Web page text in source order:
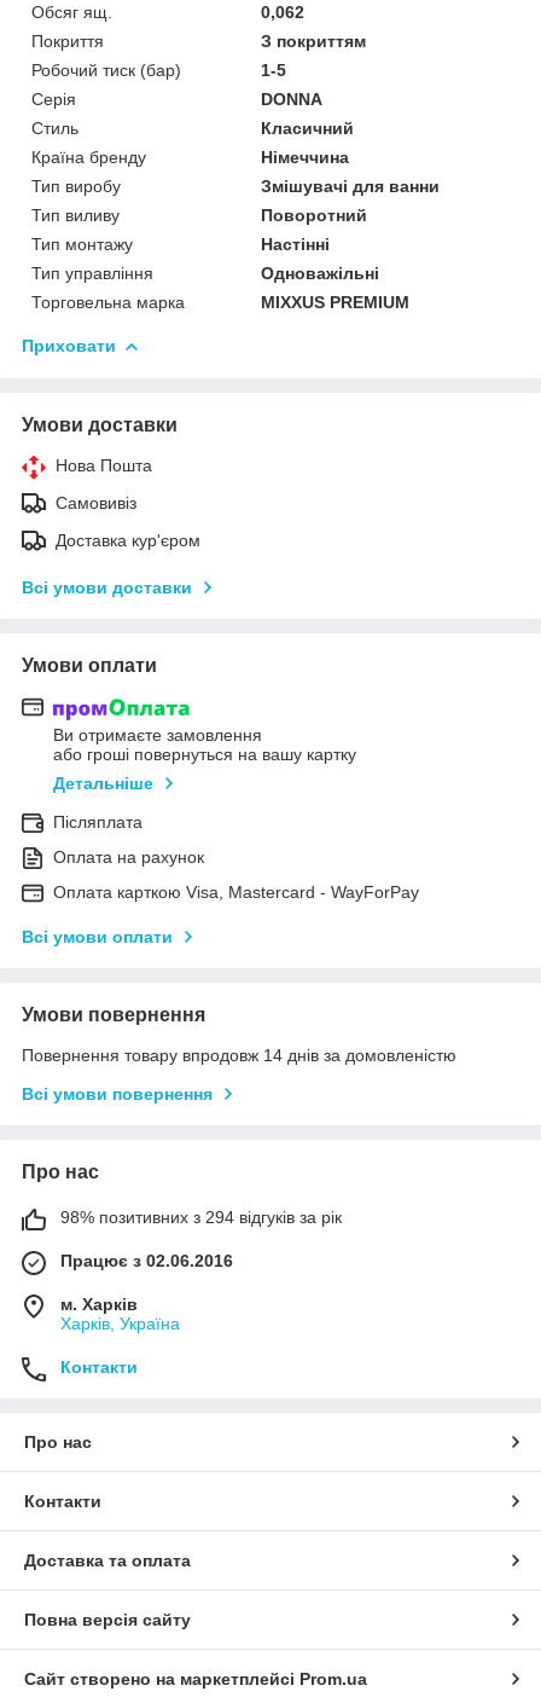
Обсяг ящ.
0,062
Покриття
З покриттям
Робочий тиск (бар)
1-5
Серія
DONNA
Стиль
Класичний
Країна бренду
Німеччина
Тип виробу
Змішувачі для ванни
Тип виливу
Поворотний
Тип монтажу
Настінні
Тип управління
Одноважільні
Торговельна марка
MIXXUS PREMIUM
Приховати
Умови доставки
Нова Пошта
Самовивіз
Доставка кур'єром
Всі умови доставки
Умови оплати
Ви отримаєте замовлення
або гроші повернуться на вашу картку
Детальніше
Післяплата
Оплата на рахунок
Оплата карткою Visa, Mastercard - WayForPay
Всі умови оплати
Умови повернення
Повернення товару впродовж 14 днів за домовленістю
Всі умови повернення
Про нас
98% позитивних з 294 відгуків за рік
Працює з 02.06.2016
м. Харків
Харків, Україна
Контакти
Про нас
Контакти
Доставка та оплата
Повна версія сайту
Сайт створено на маркетплейсі Prom.ua